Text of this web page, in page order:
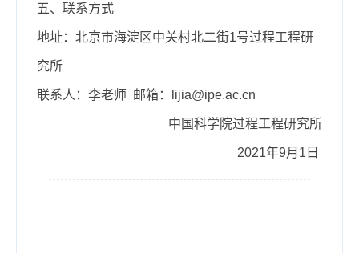
五、联系方式
地址：北京市海淀区中关村北二街1号过程工程研
究所
联系人：李老师 邮箱： lijia@ipe.ac.cn
中国科学院过程工程研究所
2021年9月1日